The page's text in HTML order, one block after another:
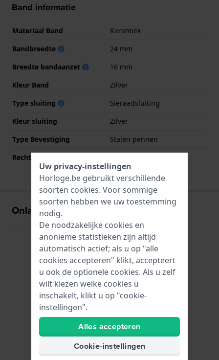
Band informatie
Materiaal Band
Keramiek
Bandbreedte
24 mm
Breedte bandaanzet
16 mm
Kleur Band
Zilver
Type sluiting
Sieraadsluiting
Kleur sluiting
Zilver
Type Bevestiging
Stalen pennen
Rechte aanzet
Onlangs bekeken
Uw privacy-instellingen
Horloge.be gebruikt verschillende
soorten cookies. Voor sommige
soorten hebben we uw toestemming
nodig.
De noodzakelijke cookies en
anonieme statistieken zijn altijd
automatisch actief; als u op "alle
cookies accepteren" klikt, accepteert
u ook de optionele cookies. Als u zelf
wilt kiezen welke cookies u
inschakelt, klikt u op "cookie-
instellingen".
Alles accepteren
Cookie-instellingen